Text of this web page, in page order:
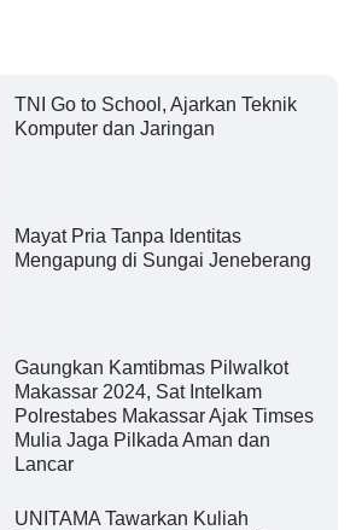
TNI Go to School, Ajarkan Teknik
Komputer dan Jaringan
Mayat Pria Tanpa Identitas
Mengapung di Sungai Jeneberang
Gaungkan Kamtibmas Pilwalkot
Makassar 2024, Sat Intelkam
Polrestabes Makassar Ajak Timses
Mulia Jaga Pilkada Aman dan
Lancar
UNITAMA Tawarkan Kuliah